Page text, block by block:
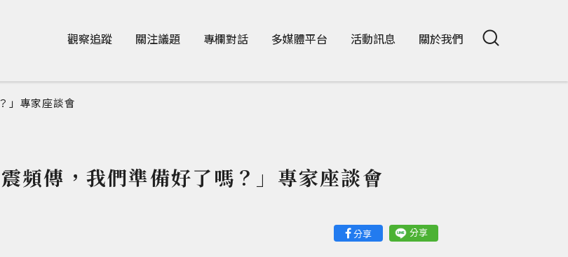
觀察追蹤 關注議題 專欄對話 多媒體平台 活動訊息 關於我們
」專家座談會
頻傳，我們準備好了嗎？」專家座談會
分享 分享